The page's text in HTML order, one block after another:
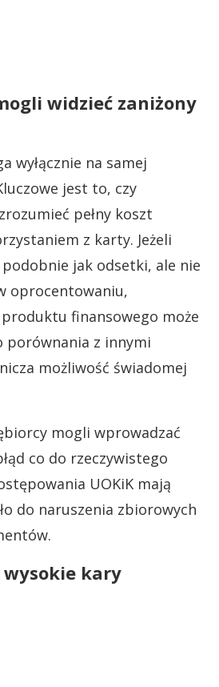
widzieć zaniżony
wyłącznie na samej
jest to, czy
pełny koszt
z karty. Jeżeli
podobnie jak odsetki, ale nie
oprocentowaniu,
finansowego może
porównania z innymi
możliwość świadomej
mogli wprowadzać
co do rzeczywistego
UOKiK mają
do naruszenia zbiorowych
wysokie kary